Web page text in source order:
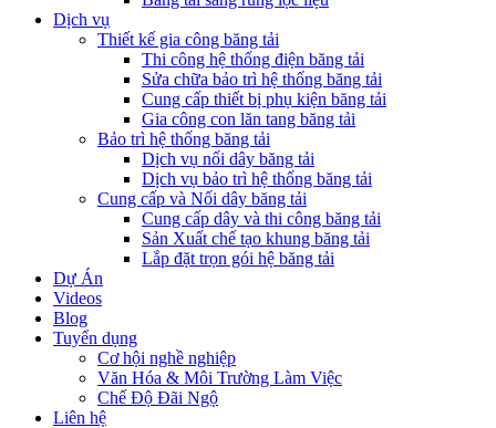
Dịch vụ
Thiết kế gia công băng tải
Thi công hệ thống điện băng tải
Sửa chữa bảo trì hệ thống băng tải
Cung cấp thiết bị phụ kiện băng tải
Gia công con lăn tang băng tải
Bảo trì hệ thống băng tải
Dịch vụ nối dây băng tải
Dịch vụ bảo trì hệ thống băng tải
Cung cấp và Nối dây băng tải
Cung cấp dây và thi công băng tải
Sản Xuất chế tạo khung băng tải
Lắp đặt trọn gói hệ băng tải
Dự Án
Videos
Blog
Tuyển dụng
Cơ hội nghề nghiệp
Văn Hóa & Môi Trường Làm Việc
Chế Độ Đãi Ngộ
Liên hệ